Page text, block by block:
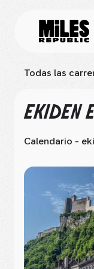
Todas las
EKIDEN
Calendario -